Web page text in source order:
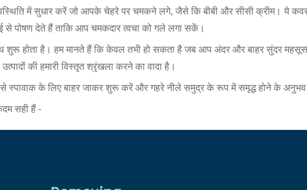
में सुधार करें जो आपके चेहरे पर चमकने लगे, जैसे कि बीबी और सीसी क्रीम। ये
से पोषण देते हैं ताकि आप चमकदार त्वचा को गले लगा सकें।
शुरू होता है। हम मानते हैं कि केवल तभी हो सकता है जब आप अंदर और बाहर सुंदर
की हमारी विस्तृत श्रृंखला करने का वादा है।
स्पावाक के लिए बाहर जाकर शुरू करें और गहरे नीले समुद्र के रूप में समृद्ध होने के
सही हैं -